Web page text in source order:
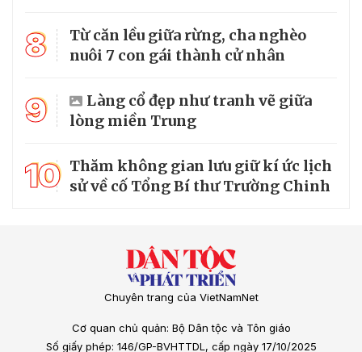
8
Từ căn lều giữa rừng, cha nghèo
nuôi 7 con gái thành cử nhân
9
Làng cổ đẹp như tranh vẽ giữa
lòng miền Trung
10 Thăm không gian lưu giữ kí ức lịch
sử về cố Tổng Bí thư Trường Chinh
Chuyên trang của VietNamNet
Cơ quan chủ quản: Bộ Dân tộc và Tôn giáo
Số giấy phép: 146/GP-BVHTTDL, cấp ngày 17/10/2025